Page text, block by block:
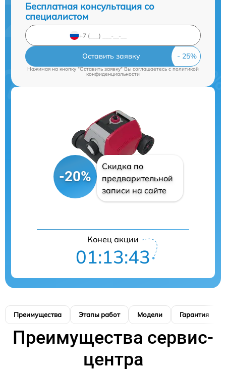
Бесплатная консультация со
специалистом
Оставить заявку
Нажимая на кнопку "Оставить заявку" Вы соглашаетесь c политикой
конфиденциальности
-20%
Скидка по
предварительной
записи на сайте
Конец акции
01:13:42
Преимущества Этапы работ Модели Гарантия
Преимущества сервис-
центра